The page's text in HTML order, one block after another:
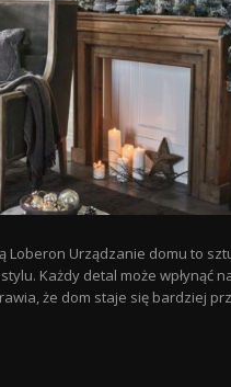
Loberon Urządzanie domu to
Każdy detal może wpłynąć
że dom staje się bardziej